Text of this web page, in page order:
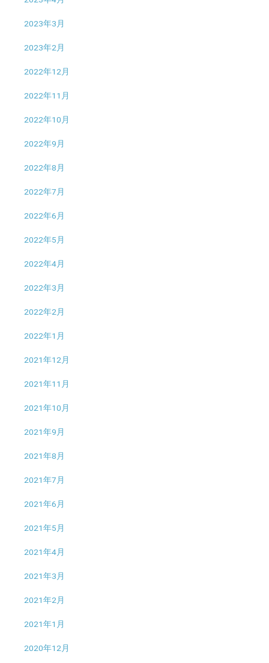
2023年3月
2023年2月
2022年12月
2022年11月
2022年10月
2022年9月
2022年8月
2022年7月
2022年6月
2022年5月
2022年4月
2022年3月
2022年2月
2022年1月
2021年12月
2021年11月
2021年10月
2021年9月
2021年8月
2021年7月
2021年6月
2021年5月
2021年4月
2021年3月
2021年2月
2021年1月
2020年12月